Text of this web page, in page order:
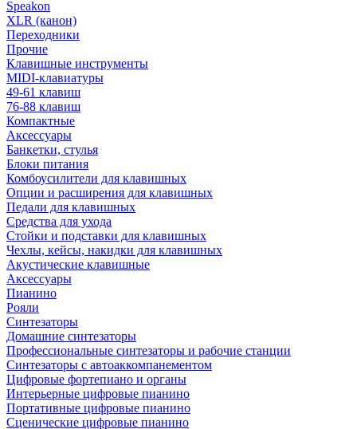
Speakon
XLR (канон)
Переходники
Прочие
Клавишные инструменты
MIDI-клавиатуры
49-61 клавиш
76-88 клавиш
Компактные
Аксессуары
Банкетки, стулья
Блоки питания
Комбоусилители для клавишных
Опции и расширения для клавишных
Педали для клавишных
Средства для ухода
Стойки и подставки для клавишных
Чехлы, кейсы, накидки для клавишных
Акустические клавишные
Аксессуары
Пианино
Рояли
Синтезаторы
Домашние синтезаторы
Профессиональные синтезаторы и рабочие станции
Синтезаторы с автоаккомпанементом
Цифровые фортепиано и органы
Интерьерные цифровые пианино
Портативные цифровые пианино
Сценические цифровые пианино